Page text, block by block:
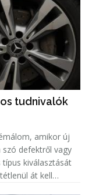
tudnivalók
amikor új
szó defektről vagy
kiválasztását
át kell